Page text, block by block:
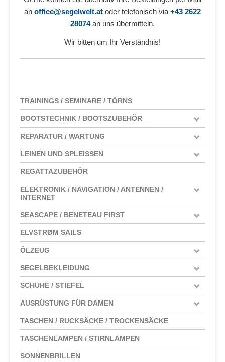
an office@segelwelt.at oder telefonisch via +43 2622
28074an uns übermitteln.
Wir bitten um Ihr Verständnis!
TRAININGS / SEMINARE / TÖRNS
BOOTSTECHNIK / BOOTSZUBEHÖR
REPARATUR / WARTUNG
LEINEN UND SPLEISSEN
REGATTAZUBEHÖR
ELEKTRONIK / NAVIGATION / ANTENNEN /
INTERNET
SEASCAPE / BENETEAU FIRST
ELVSTRØM SAILS
ÖLZEUG
SEGELBEKLEIDUNG
SCHUHE / STIEFEL
AUSRÜSTUNG FÜR DAMEN
TASCHEN / RUCKSÄCKE / TROCKENSÄCKE
TASCHENLAMPEN / STIRNLAMPEN
SONNENBRILLEN